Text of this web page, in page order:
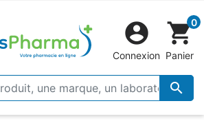


Connexion
shopping_cart0
Panier